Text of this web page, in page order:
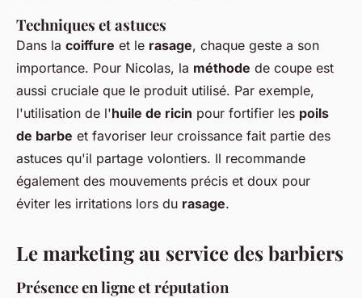
Techniques et astuces
Dans la coiffure et le rasage, chaque geste a son
importance. Pour Nicolas, la méthode de coupe est
aussi cruciale que le produit utilisé. Par exemple,
l'utilisation de l'huile de ricin pour fortifier les poils
de barbe et favoriser leur croissance fait partie des
astuces qu'il partage volontiers. Il recommande
également des mouvements précis et doux pour
éviter les irritations lors du rasage.
Le marketing au service des barbiers
Présence en ligne et réputation